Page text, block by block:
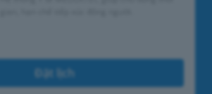
Đặt lịch